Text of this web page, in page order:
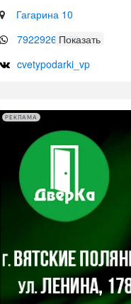
Гагарина 10
79229261479
cvetypodarki_vp
РЕКЛАМА